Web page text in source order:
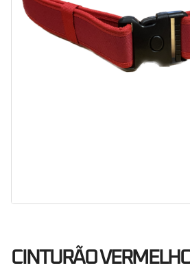
CINTURÃO